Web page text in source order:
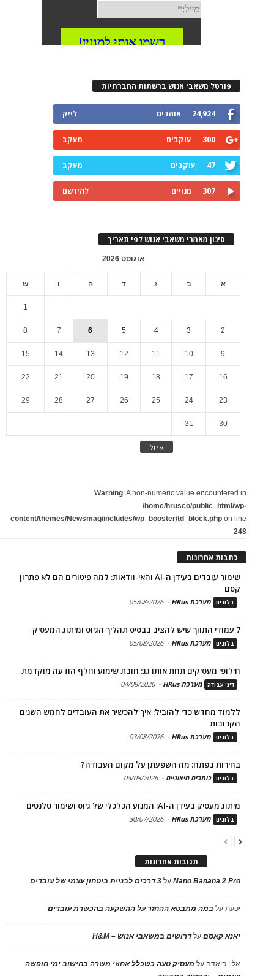
פורטל משאבי אנוש ברשתות החברתיות
24,924 אוהדים לייק
300 עוקבים מעקב
47 עוקבים מעקב
307 מנויים להירשם
סינון מאמרי משאבי אנוש לפי תאריך
אוגוסט 2026
א ב ג ד ה ו ש
« יול
1
2
3
4
5
6
7
8
9
10
11
12
13
14
15
16
17
18
19
20
21
22
23
24
25
26
27
28
29
30
31
Warning: A non-numeric value encountered in
/home/hrusco/public_html/wp-
content/themes/Newsmag/includes/wp_booster/td_block.php on line
248
כתבות אחרונות
שימור עובדים בעידן ה-AI והאי-וודאות: למה פיטורים הם לא פתרון
קסם
בלוגים מערכת HRus -
05/08/2026
7 עמודי התווך שיש להציב בבסיס תהליך הגיוס ומיתוג המעסיק
בלוגים מערכת HRus -
05/08/2026
חילופי מעסיקים תחת אותו גג: חובת שימוע וחלף הודעה מוקדמת
דיני עבודה מערכת HRus -
04/08/2026
ללמוד מחדש כדי להוביל: איך להכשיר את העובדים לחמש השנים
הקרובות
בלוגים מערכת HRus -
03/08/2026
בחירות בפתח: מה השפעתן על מקום העבודה?
בלוגים כותבים חיצוניים -
03/08/2026
מיתוג מעסיק בעידן ה-AI: המנוע הכלכלי של גיוס ושימור טלנטים
בלוגים מערכת HRus -
30/07/2026
תגובות אחרונות
Nano Banana 2 Proעל 3 דרכים לבניית ביטחון עצמי של עובדים
יפעתעל במה מתבטא ההחזר על ההשקעה בהכשרת עובדים
יאנא קאסםעלדרושים במשאבי אנוש – H&M
אלון פיאדה על מעסיק טעה כשכלל אחוזי משרה בחישוב ימי חופשה